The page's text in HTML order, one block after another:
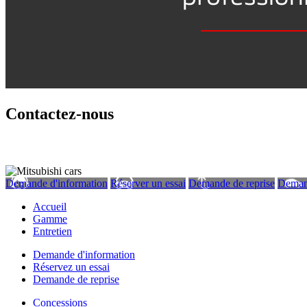
Contactez-nous
Demande d'information Réserver un essai Demande de reprise
Accueil
Gamme
Entretien
Demande d'information
Réservez un essai
Demande de reprise
Concessions